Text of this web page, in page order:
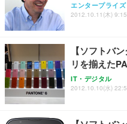
エンタープライズ
2012.10.11(木) 9:15
【ソフトバ
リを揃えた
IT・デジタル
2012.10.10(水)